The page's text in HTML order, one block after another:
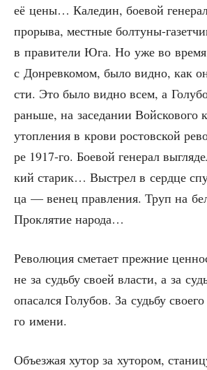
её цены… Кале­дин, бое­вой
про­ры­ва, мест­ные бол­ту­ны-
в пра­ви­те­ли Юга. Но уже во вре­мя
с Дон­рев­ко­мом, было вид­но, как
сти. Это было вид­но всем, а
рань­ше, на засе­да­нии Вой­ско­во­го
утоп­ле­ния в кро­ви ростов­ской
ре 1917-го. Бое­вой гене­рал
кий ста­рик… Выстрел в серд­це
ца — венец прав­ле­ния. Труп на
Про­кля­тие народа…
Рево­лю­ция сме­та­ет преж­ние
не за судь­бу сво­ей вла­сти, а за
опа­сал­ся Голу­бов. За судь­бу
го имени.
Объ­ез­жая хутор за хуто­ром,